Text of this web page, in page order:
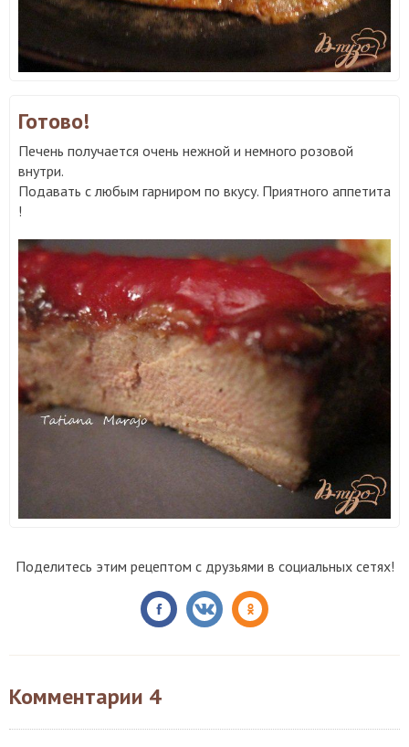
Готово!
Печень получается очень нежной и немного розовой
внутри.
Подавать с любым гарниром по вкусу. Приятного аппетита
!
Поделитесь этим рецептом с друзьями в социальных сетях!
Комментарии 4